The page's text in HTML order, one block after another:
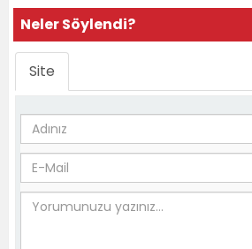
Neler Söylendi?
Site